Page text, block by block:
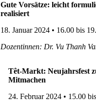
Gute Vorsätze: leicht
realisiert
18. Januar 2024 • 16.00 bis
Dozentinnen: Dr. Vu Thanh
Têt-Markt: Neujahrsfest
Mitmachen
24. Februar 2024 • 15.00